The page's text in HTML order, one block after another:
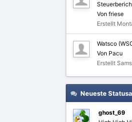
Von friese
Erstellt
Watsco
Von Pacu
Erstellt
Neueste
ghost_69